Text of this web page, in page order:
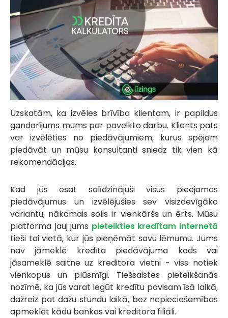
Uzskatām, ka izvēles brīvība klientam, ir papildus
gandarījums mums par paveikto darbu. Klients pats
var izvēlēties no piedāvājumiem, kurus spējam
piedāvāt un mūsu konsultanti sniedz tik vien kā
rekomendācijas.
Kad jūs esat salīdzinājuši visus pieejamos
piedāvājumus un izvēlējušies sev visizdevīgāko
variantu, nākamais solis ir vienkāršs un ērts. Mūsu
platforma ļauj jums pieteikties kredītam internetā
tieši tai vietā, kur jūs pieņēmāt savu lēmumu. Jums
nav jāmeklē kredīta piedāvājuma kods vai
jāsameklē saitne uz kreditora vietni - viss notiek
vienkopus un plūsmīgi. Tiešsaistes pieteikšanās
nozīmē, ka jūs varat iegūt kredītu pavisam īsā laikā,
dažreiz pat dažu stundu laikā, bez nepieciešamības
apmeklēt kādu bankas vai kreditora filiāli.